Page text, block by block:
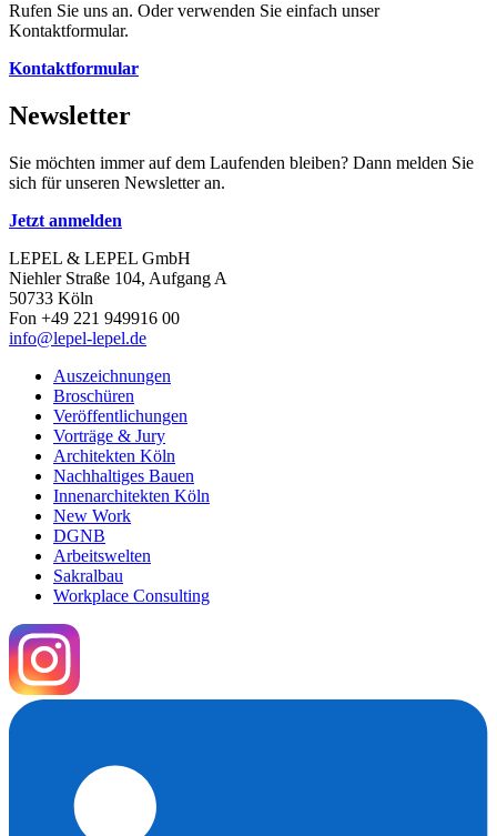
Rufen Sie uns an. Oder verwenden Sie einfach unser
Kontaktformular.
Kontaktformular
Newsletter
Sie möchten immer auf dem Laufenden bleiben? Dann melden Sie
sich für unseren Newsletter an.
Jetzt anmelden
LEPEL & LEPEL GmbH
Niehler Straße 104, Aufgang A
50733 Köln
Fon +49 221 949916 00
info@lepel-lepel.de
Auszeichnungen
Broschüren
Veröffentlichungen
Vorträge & Jury
Architekten Köln
Nachhaltiges Bauen
Innenarchitekten Köln
New Work
DGNB
Arbeitswelten
Sakralbau
Workplace Consulting